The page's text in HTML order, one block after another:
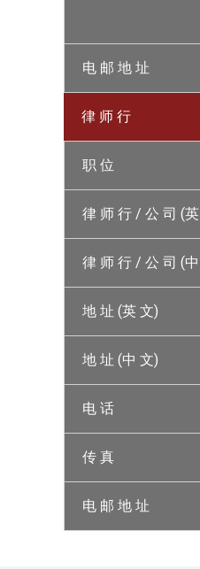
电 邮 地 址
律 师 行
职 位
律 师 行 / 公 司 (
律 师 行 / 公 司 (
地 址 (英 文)
地 址 (中 文)
电 话
传 真
电 邮 地 址